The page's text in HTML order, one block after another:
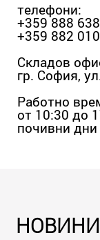
телефони:
+359 888
+359 882
Складов
гр. София,
Работно
от 10:30 до
почивни дни